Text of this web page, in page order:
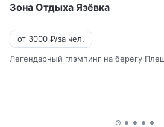
Зона Отдыха Язёвка
от 3000 ₽/за чел.
Легендарный глэмпинг на берегу